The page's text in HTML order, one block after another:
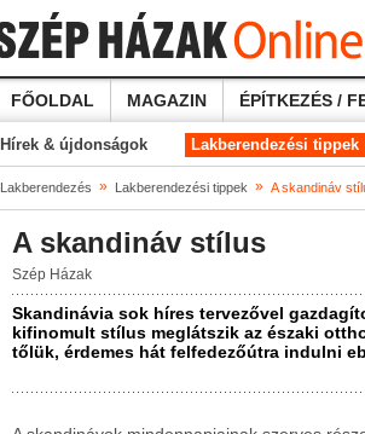
FŐOLDAL MAGAZIN ÉPÍTKEZÉS /
Hírek & újdonságok Lakberendezési tippek
Lakberendezés » Lakberendezési tippek » A skandináv
A skandináv stílus
Szép Házak
Skandinávia sok híres tervezővel
kifinomult stílus meglátszik az északi
tőlük, érdemes hát felfedezőútra indulni